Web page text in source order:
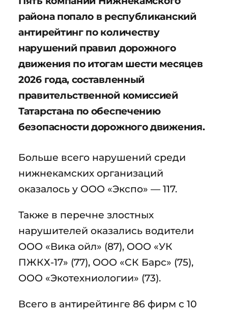
района попало в республиканский
антирейтинг по количеству
нарушений правил дорожного
движения по итогам шести месяцев
2026 года, составленный
правительственной комиссией
Татарстана по обеспечению
безопасности дорожного движения.
Больше всего нарушений среди
нижнекамских организаций
оказалось у ООО «Экспо» — 117.
Также в перечне злостных
нарушителей оказались водители
ООО «Вика ойл» (87), ООО «УК
ПЖКХ-17» (77), ООО «СК Барс» (75),
ООО «Экотехниологии» (73).
Всего в антирейтинге 86 фирм с 10